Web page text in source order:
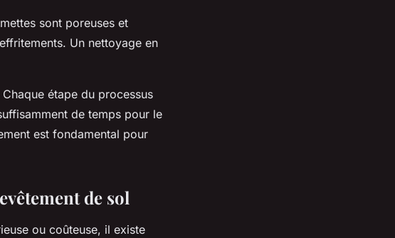
sont poreuses et
Un nettoyage en
Chaque étape du processus
de temps pour le
est fondamental pour
de sol
ou coûteuse, il existe